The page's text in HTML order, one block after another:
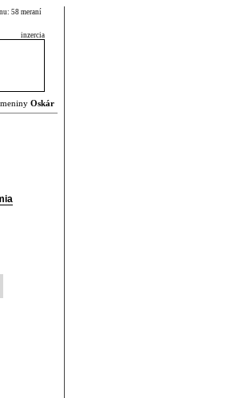
58 meraní
inzercia
Oskár